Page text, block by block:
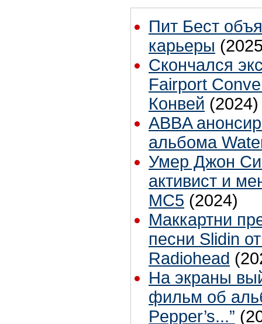
Пит Бест
карьеры
Скончался
Fairport
Конвей (2024)
ABBA
альбома
Умер Джон
активист и
MC5 (2024)
Маккартни
песни Slidin
Radiohead
На экраны
фильм об
Pepper’s...”